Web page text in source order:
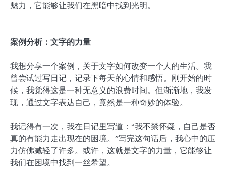
魅力，它能够让我们在黑暗中找到光明。
案例分析：文字的力量
我想分享一个案例，关于文字如何改变一个人的生活。我
曾尝试过写日记，记录下每天的心情和感悟。刚开始的时
候，我觉得这是一种无意义的浪费时间。但渐渐地，我发
现，通过文字表达自己，竟然是一种奇妙的体验。
我记得有一次，我在日记里写道：“我不禁怀疑，自己是否
真的有能力走出现在的困境。”写完这句话后，我心中的压
力仿佛减轻了许多。或许，这就是文字的力量，它能够让
我们在困境中找到一丝希望。